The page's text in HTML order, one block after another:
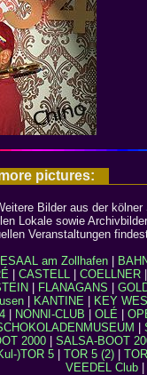
pictures:
Bilder aus der kölner
Lokale sowie
Veranstaltungen
am Zollhafen|
CASTELL COELLNER
FLANAGANS
KANTINE
KEY
NONNI-CLUB OLÉ
2000
SALSA-BOOT
)TOR 5| TOR 5 (2)|
VEEDEL Club